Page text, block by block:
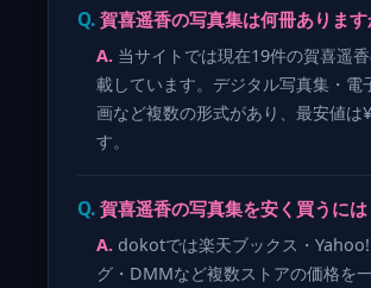
賀喜遥香の写真集は何冊あります
当サイトでは現在19件の賀喜遥
載しています。デジタル写真集・電
画など複数の形式があり、最安値は
す。
賀喜遥香の写真集を安く買うには
dokotでは楽天ブックス・
グ・DMMなど複数ストアの価格を